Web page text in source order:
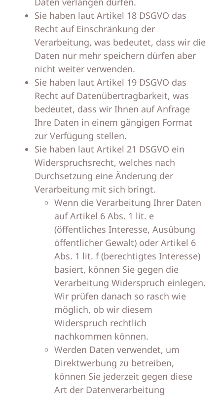
Sie haben laut Artikel 18 DSGVO das
Recht auf Einschränkung der
Verarbeitung, was bedeutet, dass wir die
Daten nur mehr speichern dürfen aber
nicht weiter verwenden.
Sie haben laut Artikel 19 DSGVO das
Recht auf Datenübertragbarkeit, was
bedeutet, dass wir Ihnen auf Anfrage
Ihre Daten in einem gängigen Format
zur Verfügung stellen.
Sie haben laut Artikel 21 DSGVO ein
Widerspruchsrecht, welches nach
Durchsetzung eine Änderung der
Verarbeitung mit sich bringt.
Wenn die Verarbeitung Ihrer Daten
auf Artikel 6 Abs. 1 lit. e
(öffentliches Interesse, Ausübung
öffentlicher Gewalt) oder Artikel 6
Abs. 1 lit. f (berechtigtes Interesse)
basiert, können Sie gegen die
Verarbeitung Widerspruch einlegen.
Wir prüfen danach so rasch wie
möglich, ob wir diesem
Widerspruch rechtlich
nachkommen können.
Werden Daten verwendet, um
Direktwerbung zu betreiben,
können Sie jederzeit gegen diese
Art der Datenverarbeitung